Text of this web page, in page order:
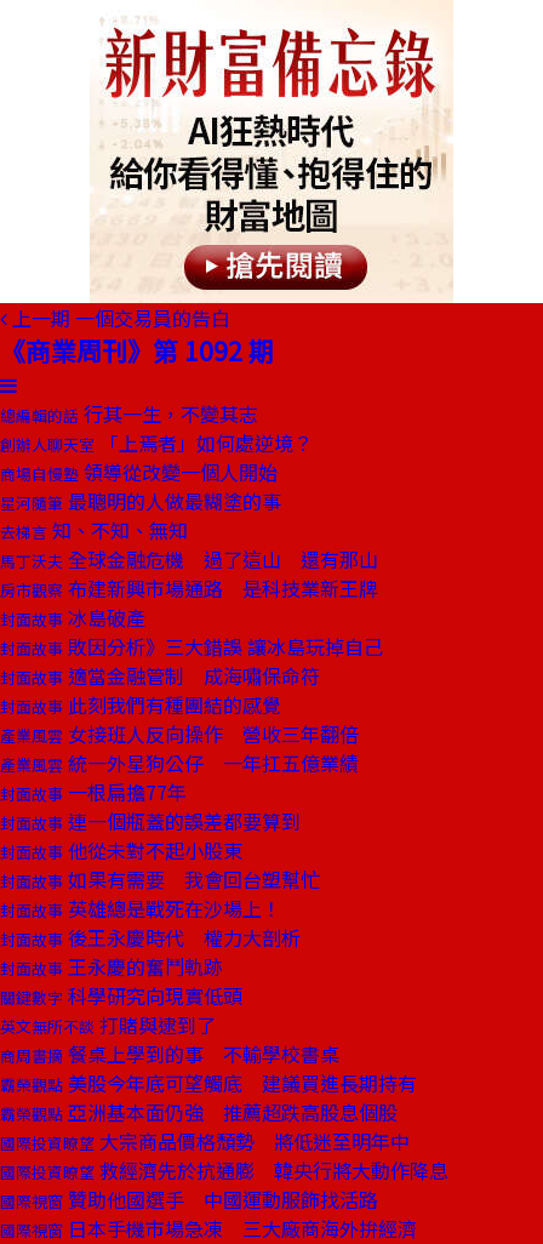
上一期 一個交易員的告白
《商業周刊》第 1092 期
總編輯的話 行其一生，不變其志
創辦人聊天室 「上焉者」如何處逆境？
商場自慢塾 領導從改變一個人開始
星河隨筆 最聰明的人做最糊塗的事
去梯言 知、不知、無知
馬丁沃夫 全球金融危機 過了這山 還有那山
房市觀察 布建新興市場通路 是科技業新王牌
封面故事 冰島破產
封面故事 敗因分析》三大錯誤 讓冰島玩掉自己
封面故事 適當金融管制 成海嘯保命符
封面故事 此刻我們有種團結的感覺
產業風雲 女接班人反向操作 營收三年翻倍
產業風雲 統一外星狗公仔 一年扛五億業績
封面故事 一根扁擔77年
封面故事 連一個瓶蓋的誤差都要算到
封面故事 他從未對不起小股東
封面故事 如果有需要 我會回台塑幫忙
封面故事 英雄總是戰死在沙場上！
封面故事 後王永慶時代 權力大剖析
封面故事 王永慶的奮鬥軌跡
關鍵數字 科學研究向現實低頭
英文無所不談 打賭與逮到了
商周書摘 餐桌上學到的事 不輸學校書桌
霸榮觀點 美股今年底可望觸底 建議買進長期持有
霸榮觀點 亞洲基本面仍強 推薦超跌高股息個股
國際投資瞭望 大宗商品價格頹勢 將低迷至明年中
國際投資瞭望 救經濟先於抗通膨 韓央行將大動作降息
國際視窗 贊助他國選手 中國運動服飾找活路
國際視窗 日本手機市場急凍 三大廠商海外拚經濟